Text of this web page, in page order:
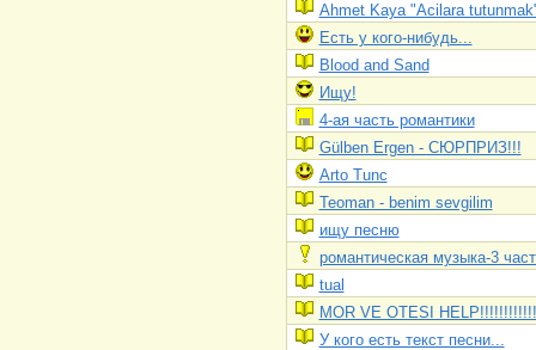
Ahmet Kaya "Acilara
Есть у кого-нибудь...
Blood and Sand
Ищу!
4-ая часть романтики
Gülben Ergen - CЮРПРИЗ!!!
Arto Tunc
Teoman - benim sevgilim
ищу песню
романтическая музыка-3
tual
MOR VE OTESI HELP!!!!!!!!!!!!
У кого есть текст песни...